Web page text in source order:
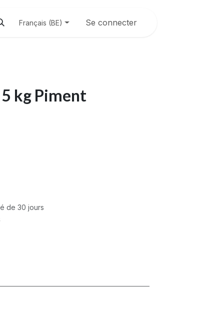
Français (BE) Se connecter
kg Piment
de 30 jours